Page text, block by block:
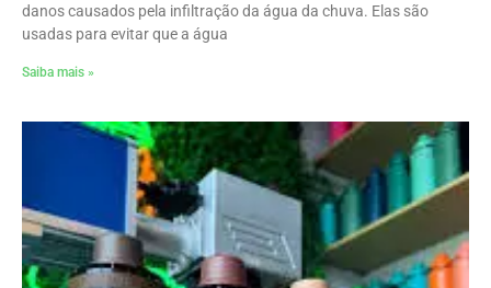
danos causados pela infiltração da água da chuva. Elas são
usadas para evitar que a água
Saiba mais »